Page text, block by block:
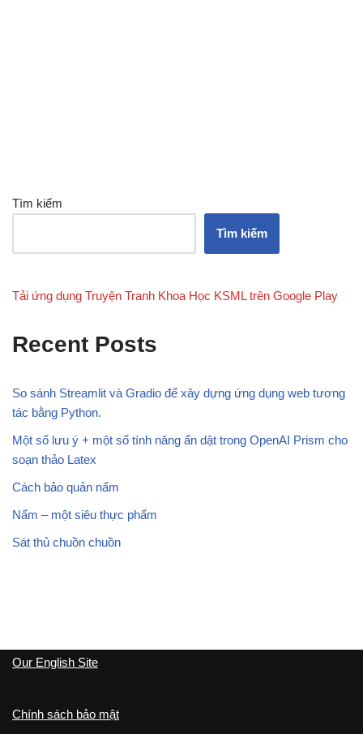
Tìm kiếm
Tìm kiếm
Tải ứng dụng Truyện Tranh Khoa Học KSML trên Google Play
Recent Posts
So sánh Streamlit và Gradio để xây dựng ứng dụng web tương
tác bằng Python.
Một số lưu ý + một số tính năng ẩn dật trong OpenAI Prism cho
soạn thảo Latex
Cách bảo quản nấm
Nấm – một siêu thực phẩm
Sát thủ chuồn chuồn
Our English Site
Chính sách bảo mật